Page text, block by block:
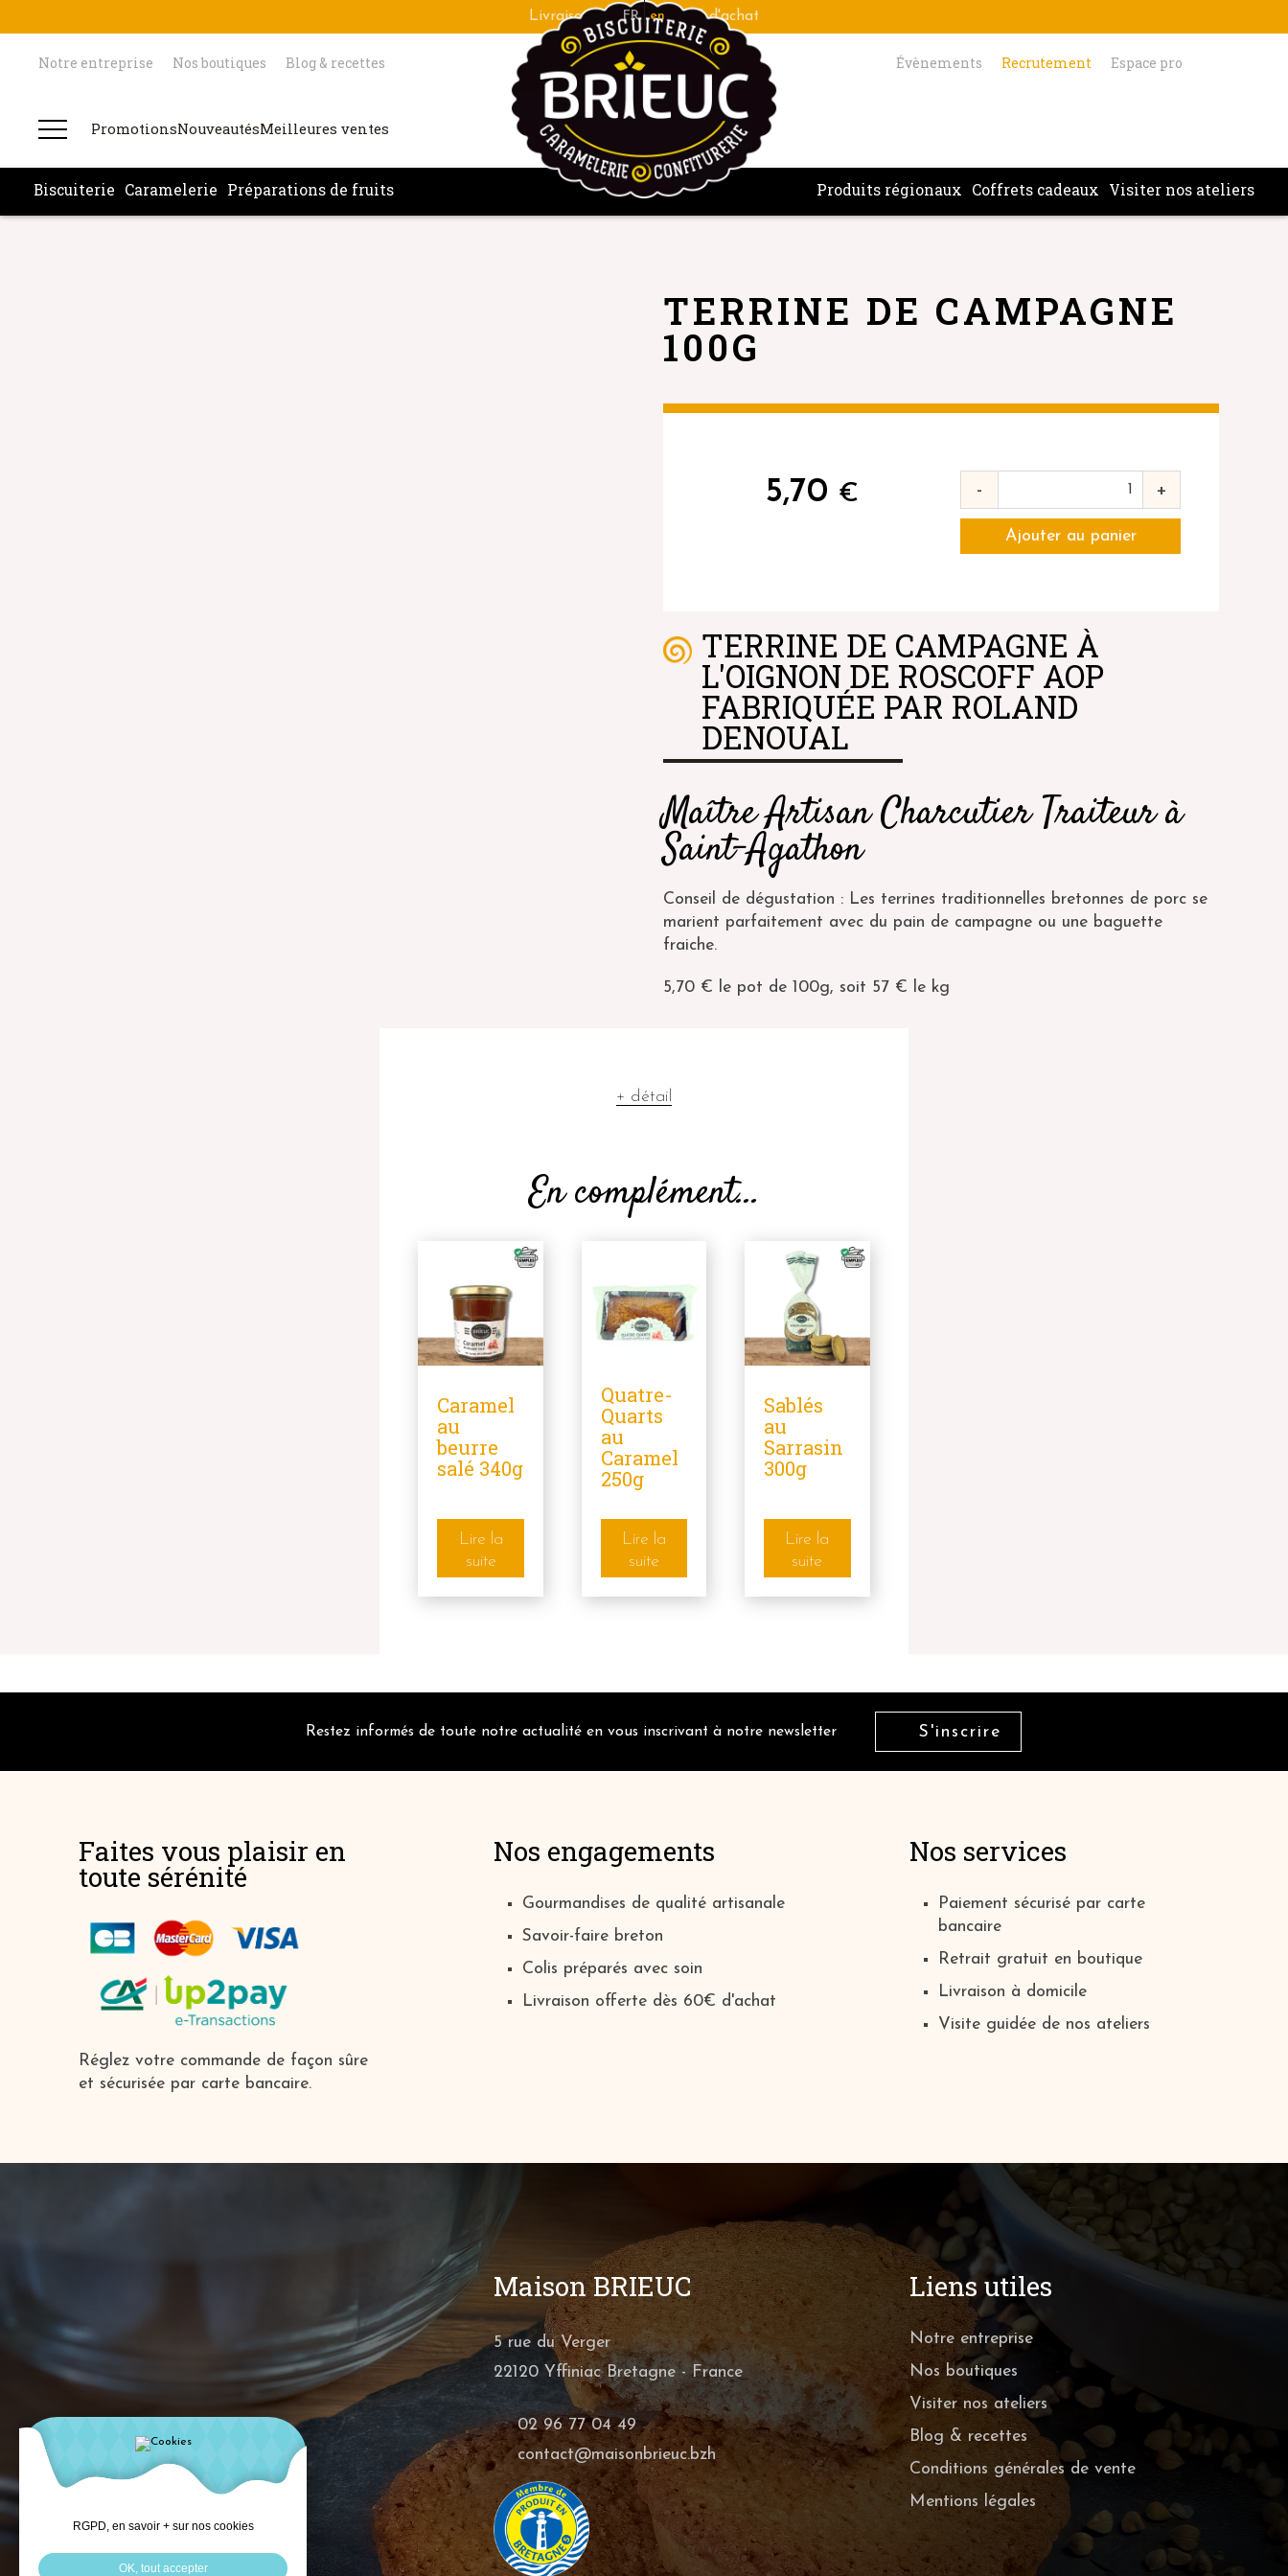
PromotionsNouveautésMeilleures ventes
FR en
Fabrication bretonne de qualité artisanale
Notre entreprise Nos boutiques Blog & recettes Évènements Recrutement Espace pro
Biscuiterie Caramelerie Préparations de fruits Produits régionaux Coffrets cadeaux Visiter nos ateliers
TERRINE DE CAMPAGNE
100G
5,70 € - +
TERRINE DE CAMPAGNE À
L'OIGNON DE ROSCOFF AOP
FABRIQUÉE PAR ROLAND
DENOUAL
Maître Artisan Charcutier Traiteur à
Saint-Agathon
Conseil de dégustation : Les terrines traditionnelles bretonnes de porc se
marient parfaitement avec du pain de campagne ou une baguette
fraiche.
5,70 € le pot de 100g, soit 57 € le kg
+ détail
En complément...
Caramel
au
beurre
salé 340g
Lire la
suite
Quatre-
Quarts
au
Caramel
250g
Lire la
suite
Sablés
au
Sarrasin
300g
Lire la
suite
Restez informés de toute notre actualité en vous inscrivant à notre newsletter S'inscrire
Faites vous plaisir en
toute sérénité
Réglez votre commande de façon sûre
et sécurisée par carte bancaire.
Nos engagements
Gourmandises de qualité artisanale
Savoir-faire breton
Colis préparés avec soin
Livraison offerte dès 60€ d'achat
Nos services
Paiement sécurisé par carte
bancaire
Retrait gratuit en boutique
Livraison à domicile
Visite guidée de nos ateliers
Maison BRIEUC
5 rue du Verger
22120 Yffiniac Bretagne - France
02 96 77 04 49
contact@maisonbrieuc.bzh
Liens utiles
Notre entreprise
Nos boutiques
Visiter nos ateliers
Blog & recettes
Conditions générales de vente
Mentions légales
RGPD, en savoir + sur nos cookies
OK, tout accepter